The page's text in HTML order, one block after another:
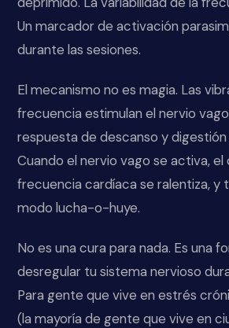
Un marcador de activación
durante las sesiones.
El mecanismo no es magia. Las
frecuencia estimulan el nervio
respuesta de descanso y
Cuando el nervio vago se activa, el
frecuencia cardíaca se ralentiza, y
modo lucha-o-huye.
No es una cura para nada. Es una
desregular tu sistema nervioso
Para gente que vive en estrés
(la mayoría de gente que vive en